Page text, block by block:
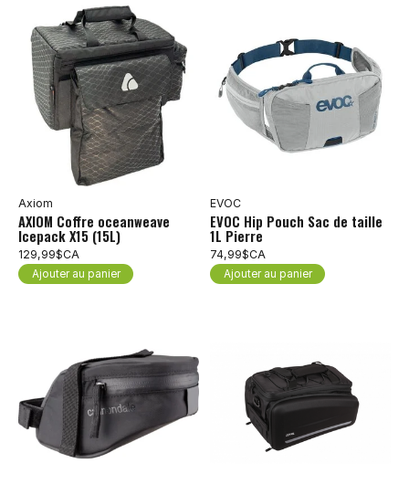
Axiom
AXIOM Coffre oceanweave
Icepack X15 (15L)
129,99$CA
Ajouter au panier
EVOC
EVOC Hip Pouch Sac de taille
1L Pierre
74,99$CA
Ajouter au panier